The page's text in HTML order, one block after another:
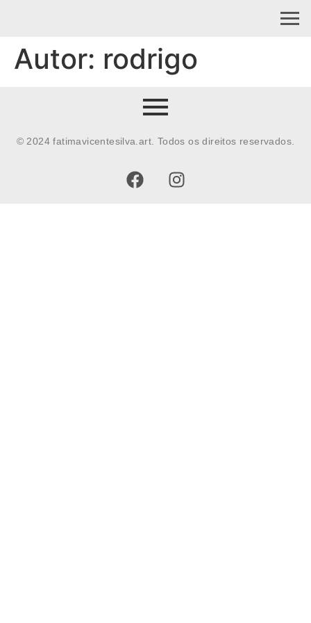
Autor: rodrigo
© 2024 fatimavicentesilva.art. Todos os direitos reservados.